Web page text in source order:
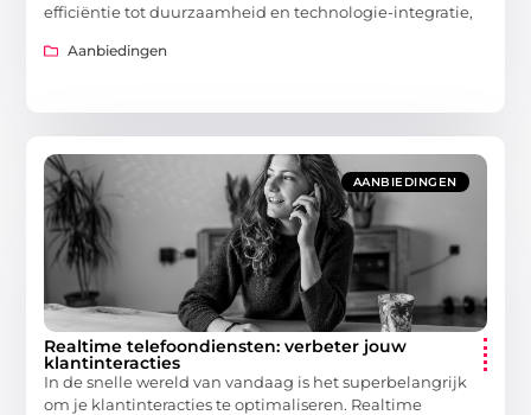
efficiëntie tot duurzaamheid en technologie-integratie,
Aanbiedingen
AANBIEDINGEN
Realtime telefoondiensten: verbeter jouw
klantinteracties
In de snelle wereld van vandaag is het superbelangrijk
om je klantinteracties te optimaliseren. Realtime